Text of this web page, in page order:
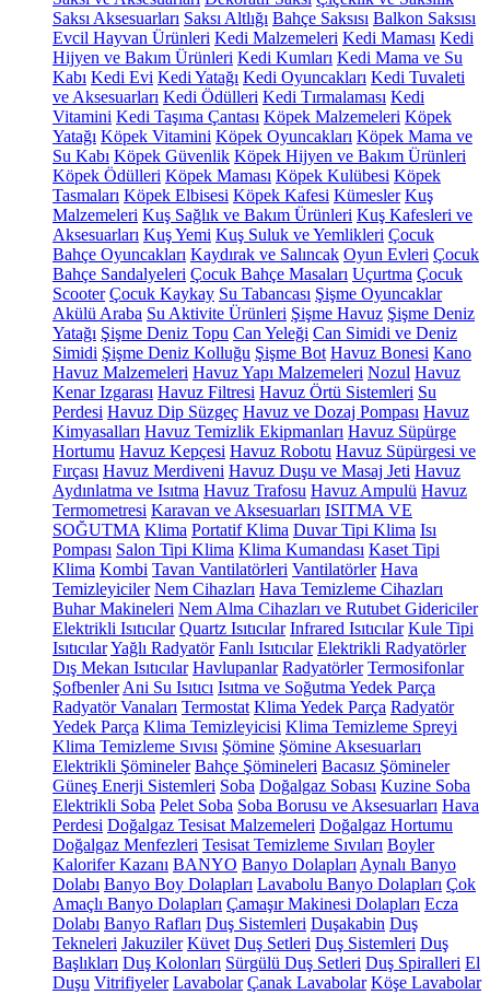
Saksı Aksesuarları Saksı Altlığı Bahçe Saksısı Balkon Saksısı
Evcil Hayvan Ürünleri Kedi Malzemeleri Kedi Maması Kedi
Hijyen ve Bakım Ürünleri Kedi Kumları Kedi Mama ve Su
Kabı Kedi Evi Kedi Yatağı Kedi Oyuncakları Kedi Tuvaleti
ve Aksesuarları Kedi Ödülleri Kedi Tırmalaması Kedi
Vitamini Kedi Taşıma Çantası Köpek Malzemeleri Köpek
Yatağı Köpek Vitamini Köpek Oyuncakları Köpek Mama ve
Su Kabı Köpek Güvenlik Köpek Hijyen ve Bakım Ürünleri
Köpek Ödülleri Köpek Maması Köpek Kulübesi Köpek
Tasmaları Köpek Elbisesi Köpek Kafesi Kümesler Kuş
Malzemeleri Kuş Sağlık ve Bakım Ürünleri Kuş Kafesleri ve
Aksesuarları Kuş Yemi Kuş Suluk ve Yemlikleri Çocuk
Bahçe Oyuncakları Kaydırak ve Salıncak Oyun Evleri Çocuk
Bahçe Sandalyeleri Çocuk Bahçe Masaları Uçurtma Çocuk
Scooter Çocuk Kaykay Su Tabancası Şişme Oyuncaklar
Akülü Araba Su Aktivite Ürünleri Şişme Havuz Şişme Deniz
Yatağı Şişme Deniz Topu Can Yeleği Can Simidi ve Deniz
Simidi Şişme Deniz Kolluğu Şişme Bot Havuz Bonesi Kano
Havuz Malzemeleri Havuz Yapı Malzemeleri Nozul Havuz
Kenar Izgarası Havuz Filtresi Havuz Örtü Sistemleri Su
Perdesi Havuz Dip Süzgeç Havuz ve Dozaj Pompası Havuz
Kimyasalları Havuz Temizlik Ekipmanları Havuz Süpürge
Hortumu Havuz Kepçesi Havuz Robotu Havuz Süpürgesi ve
Fırçası Havuz Merdiveni Havuz Duşu ve Masaj Jeti Havuz
Aydınlatma ve Isıtma Havuz Trafosu Havuz Ampulü Havuz
Termometresi Karavan ve Aksesuarları ISITMA VE
SOĞUTMA Klima Portatif Klima Duvar Tipi Klima Isı
Pompası Salon Tipi Klima Klima Kumandası Kaset Tipi
Klima Kombi Tavan Vantilatörleri Vantilatörler Hava
Temizleyiciler Nem Cihazları Hava Temizleme Cihazları
Buhar Makineleri Nem Alma Cihazları ve Rutubet Gidericiler
Elektrikli Isıtıcılar Quartz Isıtıcılar Infrared Isıtıcılar Kule Tipi
IsıtıcılarYağlı Radyatör Fanlı Isıtıcılar Elektrikli Radyatörler
Dış Mekan Isıtıcılar Havlupanlar Radyatörler Termosifonlar
Şofbenler Ani Su Isıtıcı Isıtma ve Soğutma Yedek Parça
Radyatör Vanaları Termostat Klima Yedek Parça Radyatör
Yedek Parça Klima Temizleyicisi Klima Temizleme Spreyi
Klima Temizleme Sıvısı Şömine Şömine Aksesuarları
Elektrikli Şömineler Bahçe Şömineleri Bacasız Şömineler
Güneş Enerji Sistemleri Soba Doğalgaz Sobası Kuzine Soba
Elektrikli Soba Pelet Soba Soba Borusu ve Aksesuarları Hava
Perdesi Doğalgaz Tesisat Malzemeleri Doğalgaz Hortumu
Doğalgaz Menfezleri Tesisat Temizleme Sıvıları Boyler
Kalorifer Kazanı BANYO Banyo Dolapları Aynalı Banyo
Dolabı Banyo Boy Dolapları Lavabolu Banyo Dolapları Çok
Amaçlı Banyo Dolapları Çamaşır Makinesi Dolapları Ecza
Dolabı Banyo Rafları Duş Sistemleri Duşakabin Duş
Tekneleri Jakuziler Küvet Duş Setleri Duş Sistemleri Duş
Başlıkları Duş Kolonları Sürgülü Duş Setleri Duş Spiralleri El
Duşu Vitrifiyeler Lavabolar Çanak Lavabolar Köşe Lavabolar